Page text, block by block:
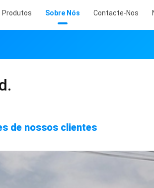
Produtos Sobre Nós Contacte-Nos
de nossos clientes